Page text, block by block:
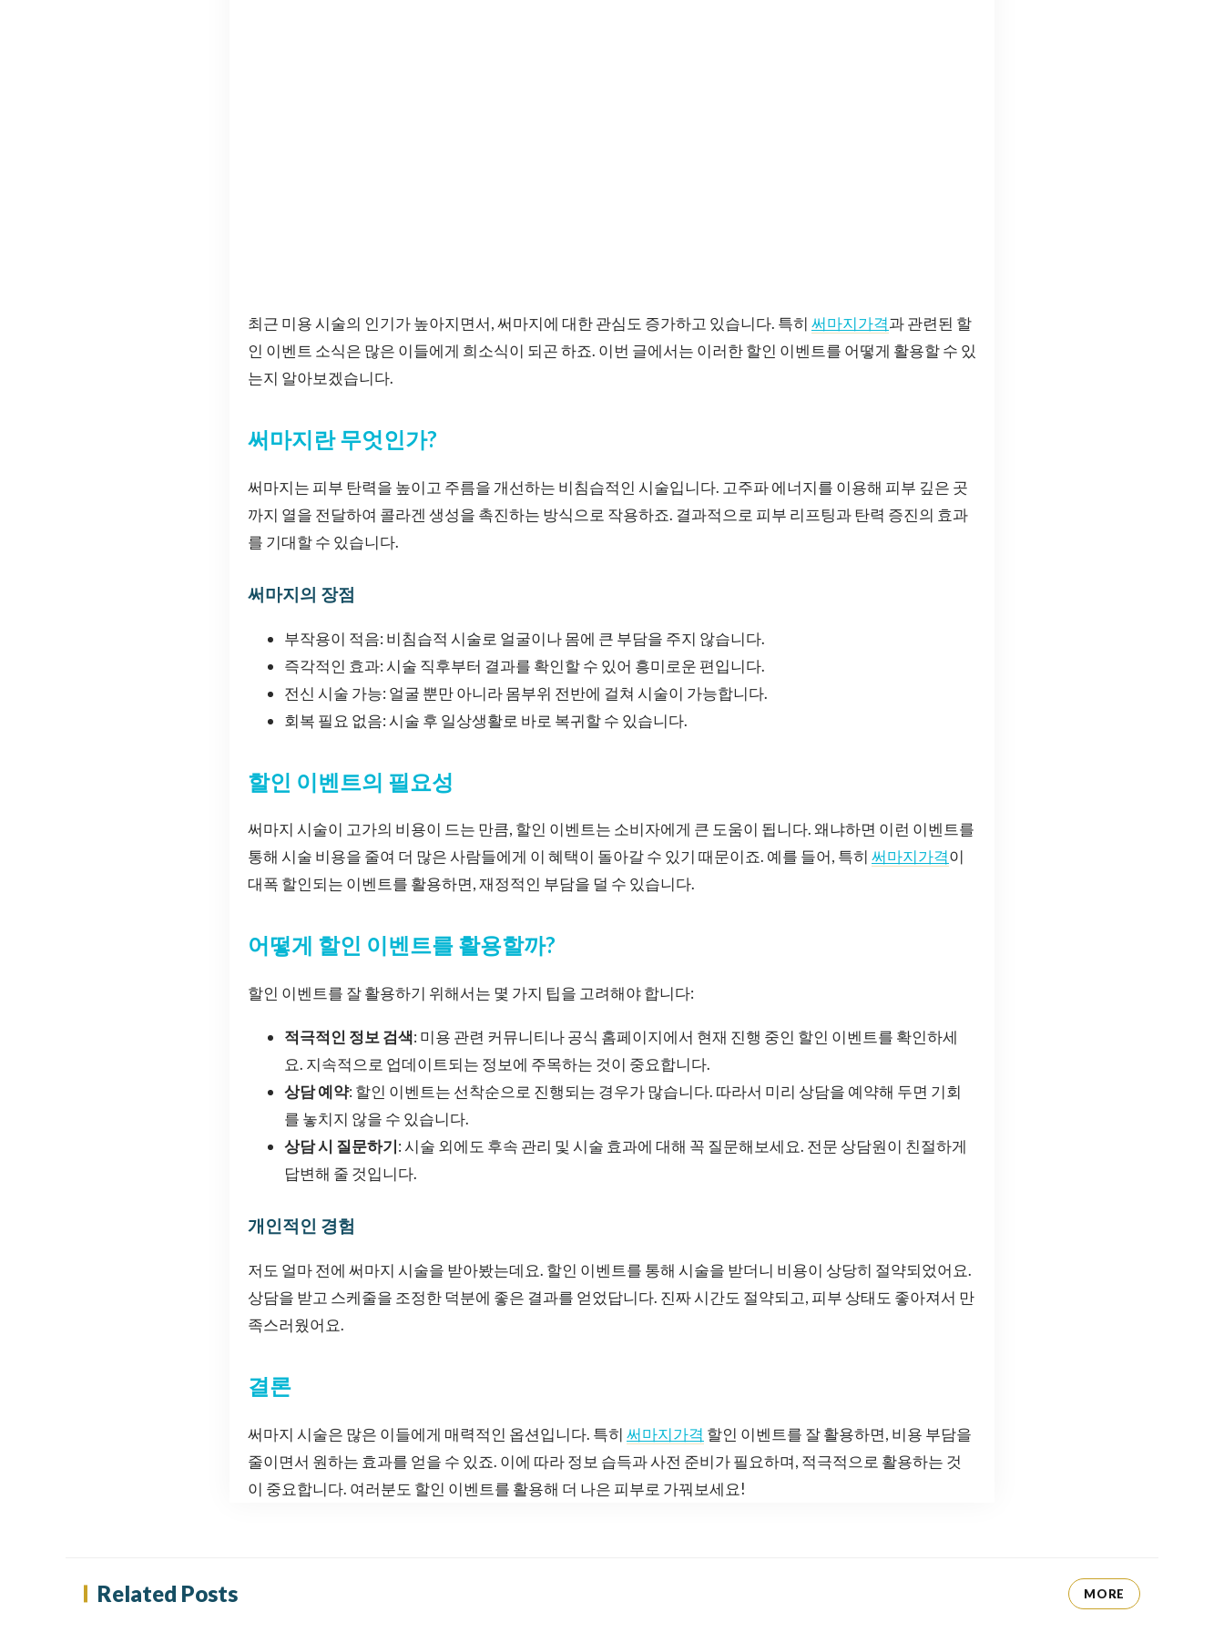
최근 미용 시술의 인기가 높아지면서, 써마지에 대한 관심도 증가하고 있습니다. 특히 써마지가격과 관련된 할
인 이벤트 소식은 많은 이들에게 희소식이 되곤 하죠. 이번 글에서는 이러한 할인 이벤트를 어떻게 활용할 수 있
는지 알아보겠습니다.
써마지란 무엇인가?
써마지는 피부 탄력을 높이고 주름을 개선하는 비침습적인 시술입니다. 고주파 에너지를 이용해 피부 깊은 곳
까지 열을 전달하여 콜라겐 생성을 촉진하는 방식으로 작용하죠. 결과적으로 피부 리프팅과 탄력 증진의 효과
를 기대할 수 있습니다.
써마지의 장점
부작용이 적음: 비침습적 시술로 얼굴이나 몸에 큰 부담을 주지 않습니다.
즉각적인 효과: 시술 직후부터 결과를 확인할 수 있어 흥미로운 편입니다.
전신 시술 가능: 얼굴 뿐만 아니라 몸부위 전반에 걸쳐 시술이 가능합니다.
회복 필요 없음: 시술 후 일상생활로 바로 복귀할 수 있습니다.
할인 이벤트의 필요성
써마지 시술이 고가의 비용이 드는 만큼, 할인 이벤트는 소비자에게 큰 도움이 됩니다. 왜냐하면 이런 이벤트를
통해 시술 비용을 줄여 더 많은 사람들에게 이 혜택이 돌아갈 수 있기 때문이죠. 예를 들어, 특히 써마지가격이
대폭 할인되는 이벤트를 활용하면, 재정적인 부담을 덜 수 있습니다.
어떻게 할인 이벤트를 활용할까?
할인 이벤트를 잘 활용하기 위해서는 몇 가지 팁을 고려해야 합니다:
적극적인 정보 검색: 미용 관련 커뮤니티나 공식 홈페이지에서 현재 진행 중인 할인 이벤트를 확인하세
요. 지속적으로 업데이트되는 정보에 주목하는 것이 중요합니다.
상담 예약: 할인 이벤트는 선착순으로 진행되는 경우가 많습니다. 따라서 미리 상담을 예약해 두면 기회
를 놓치지 않을 수 있습니다.
상담 시 질문하기: 시술 외에도 후속 관리 및 시술 효과에 대해 꼭 질문해보세요. 전문 상담원이 친절하게
답변해 줄 것입니다.
개인적인 경험
저도 얼마 전에 써마지 시술을 받아봤는데요. 할인 이벤트를 통해 시술을 받더니 비용이 상당히 절약되었어요.
상담을 받고 스케줄을 조정한 덕분에 좋은 결과를 얻었답니다. 진짜 시간도 절약되고, 피부 상태도 좋아져서 만
족스러웠어요.
결론
써마지 시술은 많은 이들에게 매력적인 옵션입니다. 특히 써마지가격 할인 이벤트를 잘 활용하면, 비용 부담을
줄이면서 원하는 효과를 얻을 수 있죠. 이에 따라 정보 습득과 사전 준비가 필요하며, 적극적으로 활용하는 것
이 중요합니다. 여러분도 할인 이벤트를 활용해 더 나은 피부로 가꿔보세요!
Related Posts MORE